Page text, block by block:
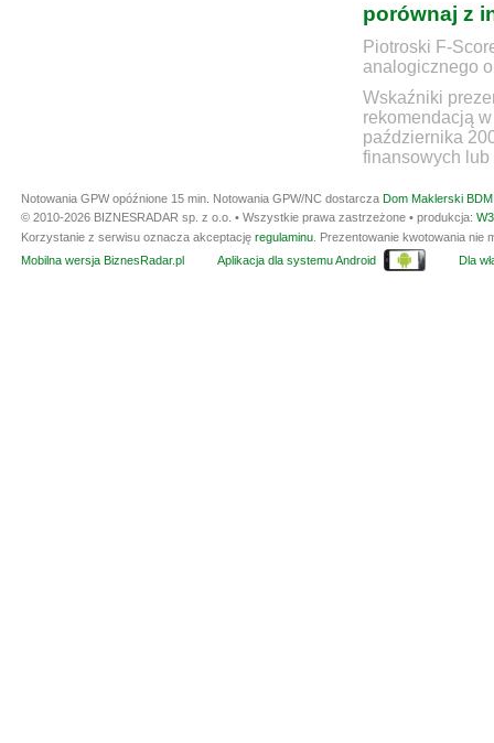
porównaj z
Piotroski F-
analogicznego
Wskaźniki
rekomendacją
października
finansowych lub
Notowania GPW opóźnione 15 min. Notowania GPW/NC dostarcza Dom Maklerski
© 2010-2026 BIZNESRADAR sp. z o.o. • Wszystkie prawa zastrzeżone • produkcja:
Korzystanie z serwisu oznacza akceptację regulaminu . Prezentowanie kwotowania
Mobilna wersja BiznesRadar.pl
Aplikacja dla systemu Android Dla